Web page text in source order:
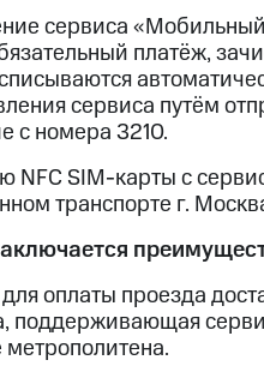
доступ к
Финансы
ГудокМой МТС
музыка и многое
доступ к
нашем приложении
ГудокМой МТСВсе
сервиса «Мобильный
платёж,
сервиса путём
с номера 3210.
NFC SIM-карты с
транспорте г.
оплаты проезда
поддерживающая
метрополитена.